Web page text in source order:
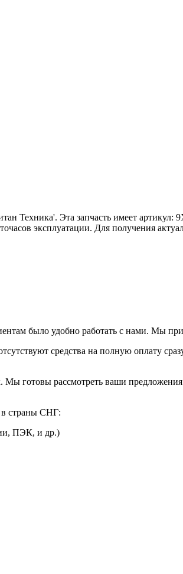
Техника'. Эта запчасть имеет
эксплуатации. Для получения
было удобно работать с нами. Мы
средства на полную оплату
готовы рассмотреть ваши
в страны СНГ:
ПЭК, и др.)